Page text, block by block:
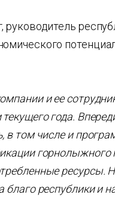
руководитель
и ее
года.
в том числе и
горнолыжного
ресурсы.
благо республики и